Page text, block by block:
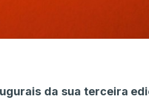
da sua terceira